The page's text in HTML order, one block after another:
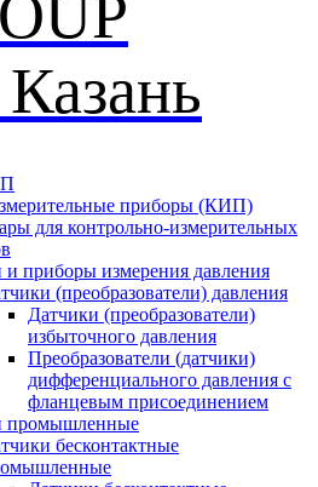
приборы (КИП)
для контрольно-измерительных
и приборы измерения давления
(преобразователи) давления
Датчики (преобразователи)
избыточного давления
Преобразователи (датчики)
дифференциального давления с
фланцевым присоединением
промышленные
бесконтактные